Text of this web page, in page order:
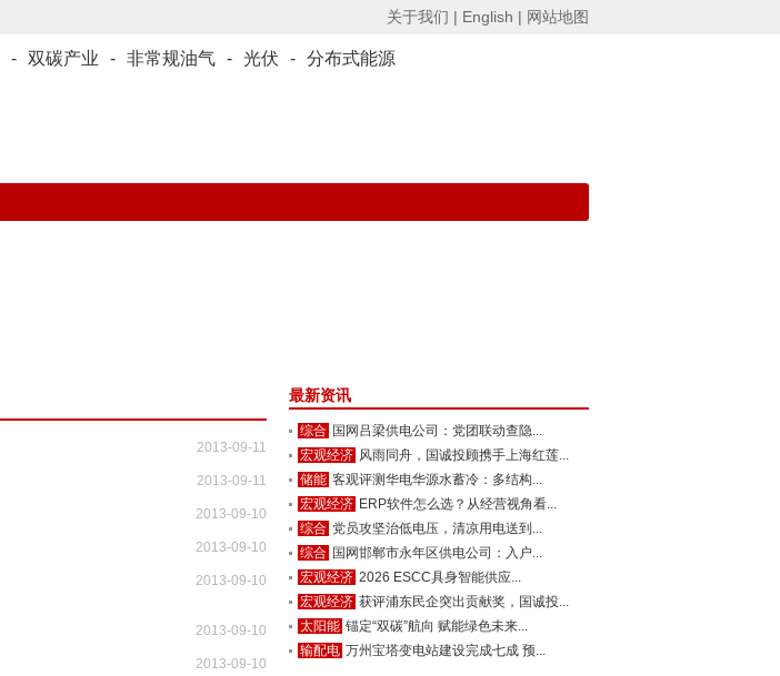
关于我们 | English | 网站地图
- 双碳产业 - 非常规油气 - 光伏 - 分布式能源
2013-09-11
2013-09-11
2013-09-10
2013-09-10
2013-09-10
2013-09-10
2013-09-10
最新资讯
综合 国网吕梁供电公司：党团联动查隐...
宏观经济 风雨同舟，国诚投顾携手上海红莲...
储能 客观评测华电华源水蓄冷：多结构...
宏观经济 ERP软件怎么选？从经营视角看...
综合 党员攻坚治低电压，清凉用电送到...
综合 国网邯郸市永年区供电公司：入户...
宏观经济 2026 ESCC具身智能供应...
宏观经济 获评浦东民企突出贡献奖，国诚投...
太阳能 锚定“双碳”航向 赋能绿色未来...
输配电 万州宝塔变电站建设完成七成 预...